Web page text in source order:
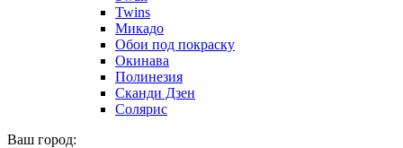
Twins
Микадо
Обои под покраску
Окинава
Полинезия
Сканди Дзен
Солярис
Ваш город: